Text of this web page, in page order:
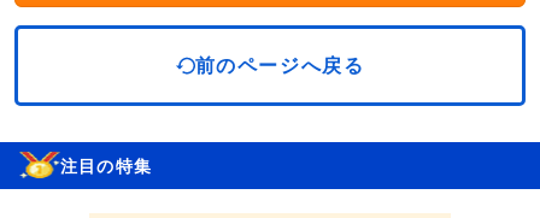
前のページへ戻る
注目の特集